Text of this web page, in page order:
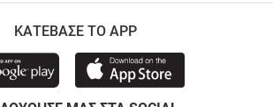
ΚΑΤΕΒΑΣΕ ΤΟ APP